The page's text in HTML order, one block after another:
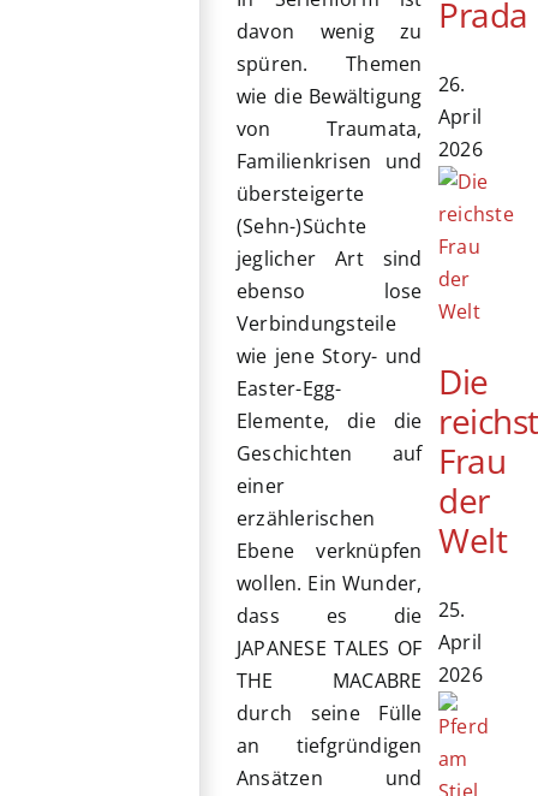
davon wenig zu
spüren. Themen
wie die Bewältigung
von Traumata,
Familienkrisen und
übersteigerte
(Sehn-)Süchte
jeglicher Art sind
ebenso lose
Verbindungsteile
wie jene Story- und
Easter-Egg-
Elemente, die die
Geschichten auf
einer
erzählerischen
Ebene verknüpfen
wollen. Ein Wunder,
dass es die
JAPANESE TALES OF
THE MACABRE
durch seine Fülle
an tiefgründigen
Ansätzen und
Prada
26.
April
2026
Die
Frau
der
Welt
25.
April
2026